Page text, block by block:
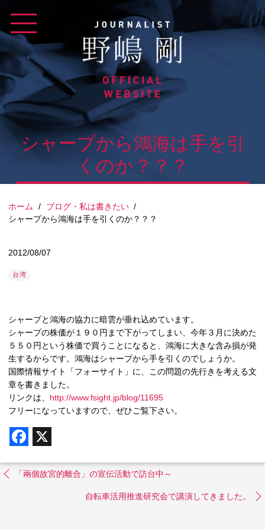
content
シャープから鴻海は手を引
くのか？？？
ホーム / ブログ・私は書きたい /
シャープから鴻海は手を引くのか？？？
2012/08/07
台湾
シャープと鴻海の協力に暗雲が垂れ込めています。
シャープの株価が１９０円まで下がってしまい、今年３月に決めた
５５０円という株価で買うことになると、鴻海に大きな含み損が発
生するからです。鴻海はシャープから手を引くのでしょうか。
国際情報サイト「フォーサイト」に、この問題の先行きを考える文
章を書きました。
リンクは、 http://www.fsight.jp/blog/11695
フリーになっていますので、ぜひご覧下さい。
e
b
o
「兩個故宮的離合」の宣伝活動で訪台中～
自転車活用推進研究会で講演してきました。